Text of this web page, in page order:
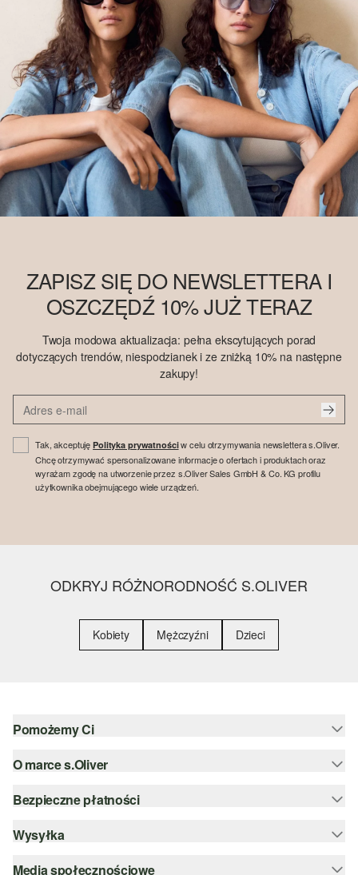
ZAPISZ SIĘ DO NEWSLETTERA I
OSZCZĘDŹ 10% JUŻ TERAZ
Twoja modowa aktualizacja: pełna ekscytujących porad
dotyczących trendów, niespodzianek i ze zniżką 10% na następne
zakupy!
Tak, akceptujęPolityka prywatnościw celu otrzymywania newslettera s.Oliver.
Chcę otrzymywać spersonalizowane informacje o ofertach i produktach oraz
wyrażam zgodę na utworzenie przez s.Oliver Sales GmbH & Co. KG profilu
użytkownika obejmującego wiele urządzeń.
ODKRYJ RÓŻNORODNOŚĆ S.OLIVER
Kobiety Mężczyźni Dzieci
Pomożemy Ci
Pomoc i FAQ
Porady dotyczące rozmiarów
Kategorie
O marce s.Oliver
Newsletter
s.Oliver Group
Bezpieczne płatności
PayPal
Klarna
Wysyłka
DHL PL
Media społecznościowe